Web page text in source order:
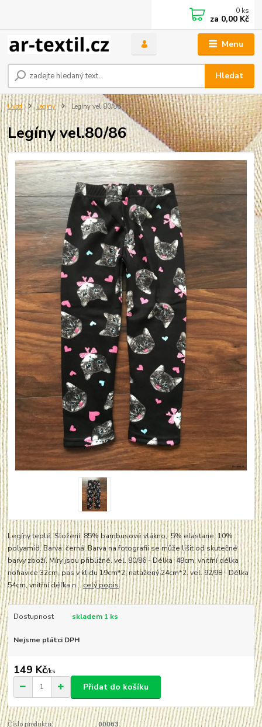
Menu
Hledat
0 ks
za 0,00 Kč
Úvod Legíny Legíny vel.80/86
Legíny vel.80/86
Legíny teplé. Složení: 85% bambusové vlákno, 5% elastane, 10%
polyamid. Barva: černá. Barva na fotografii se může lišit od skutečné
barvy zboží. Míry jsou přibližné. vel. 80/86 - Délka 49cm, vnitřní délka
nohavice 32cm, pas v klidu 19cm*2, natažený 24cm*2. vel. 92/98 - Délka
54cm, vnitřní délka n...celý popis
Dostupnost skladem 1 ks
Nejsme plátci DPH
149 Kč/ks
Přidat do košíku
Číslo produktu: 00063